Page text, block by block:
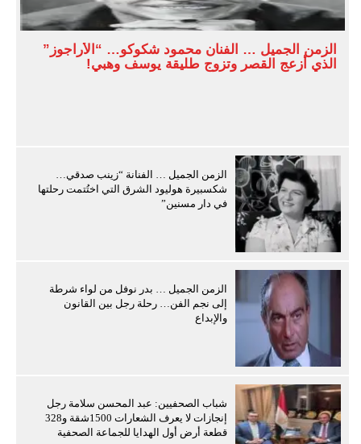
الزمن الجميل … الفنان محمود شكوكو… “الأراجوز”
الذي أزعج القصر وتزوج طليقة يوسف وهبي!
الزمن الجميل … الفنانة “زينب صدقي…
شكسبيرة هوليود الشرق التي اختُتمت رحلتها
في دار مسنين”
الزمن الجميل … بدر نوفل من لواء شرطة
إلى نجم الفن… رحلة رجل بين القانون
والإبداع
شباب الصحفيين: عبد المحسن سلامة رجل
إنجازات لا يعرف الشعارات 1500شقة و328
قطعة أرض أول الهدايا للجماعة الصحفية